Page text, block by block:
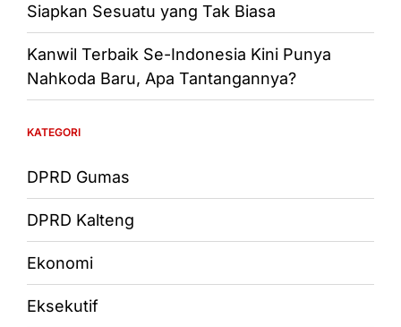
Siapkan Sesuatu yang Tak Biasa
Kanwil Terbaik Se-Indonesia Kini Punya
Nahkoda Baru, Apa Tantangannya?
KATEGORI
DPRD Gumas
DPRD Kalteng
Ekonomi
Eksekutif